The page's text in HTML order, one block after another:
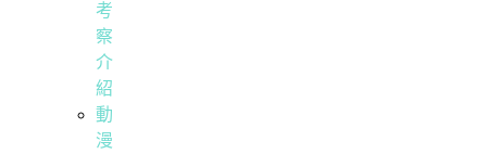
考
察
介
紹
動
漫